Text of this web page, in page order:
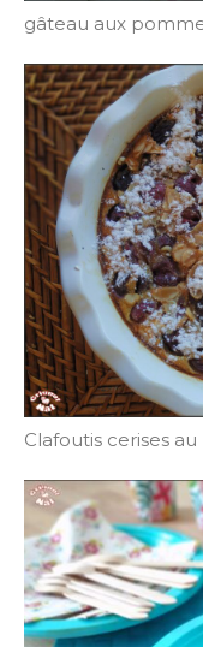
gâteau aux
Clafoutis cerises